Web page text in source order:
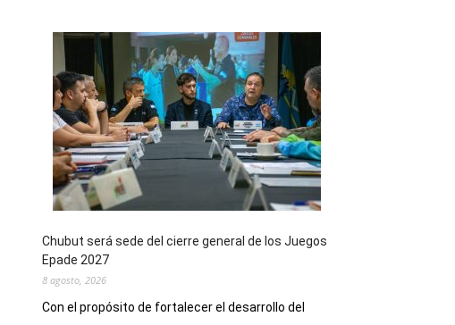
Chubut será sede del cierre general de los Juegos
Epade 2027
8 agosto, 2026
Con el propósito de fortalecer el desarrollo del